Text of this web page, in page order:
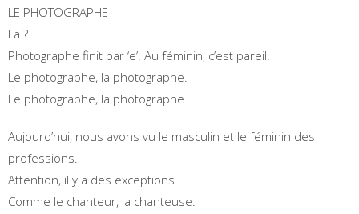
LE PHOTOGRAPHE
La ?
Photographe finit par ‘e’. Au féminin, c’est pareil.
Le photographe, la photographe.
Le photographe, la photographe.
Aujourd’hui, nous avons vu le masculin et le féminin des
professions.
Attention, il y a des exceptions !
Comme le chanteur, la chanteuse.